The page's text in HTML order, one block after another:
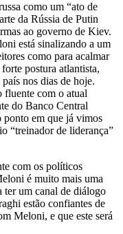
como um “ato de
da Rússia de Putin
ao governo de Kiev.
está sinalizando a um
como para acalmar
postura atlantista,
nos dias de hoje.
fluente com o atual
do Banco Central
ponto em que já vimos
“treinador de liderança”
com os políticos
é muito mais uma
ter um canal de diálogo
estão confiantes de
Meloni, e que este será